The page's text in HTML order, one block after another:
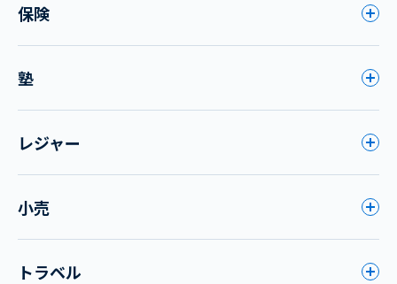
保険
塾
レジャー
小売
トラベル